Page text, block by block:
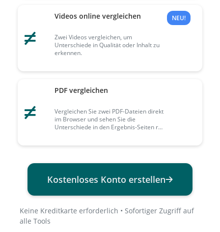
Videos online vergleichen
Zwei Videos vergleichen, um
Unterschiede in Qualität oder Inhalt zu
erkennen.
NEU!
PDF vergleichen
Vergleichen Sie zwei PDF-Dateien direkt
im Browser und sehen Sie die
Unterschiede in den Ergebnis-Seiten rot
Kostenloses Konto erstellen
Keine Kreditkarte erforderlich • Sofortiger Zugriff auf
alle Tools